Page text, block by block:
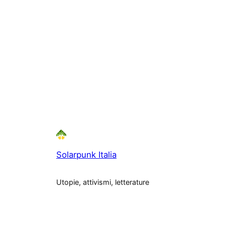
Solarpunk Italia
Utopie, attivismi, letterature